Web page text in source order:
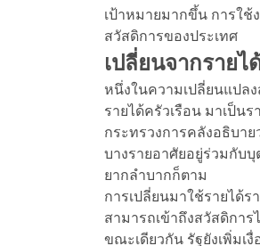
เป้าหมายมากขึ้น การใ
สวัสดิการของประเทศ
เปลี่ยนจากรายไ
หนึ่งในความเปลี่ยนแปล
รายได้ครัวเรือน มาเป็น
กระทรวงการคลังอธิบา
บางรายอาศัยอยู่ร่วมกับ
ยากลำบากก็ตาม
การเปลี่ยนมาใช้รายได้
สามารถเข้าถึงสวัสดิกา
ขณะเดียวกัน รัฐยังเพิ่ม